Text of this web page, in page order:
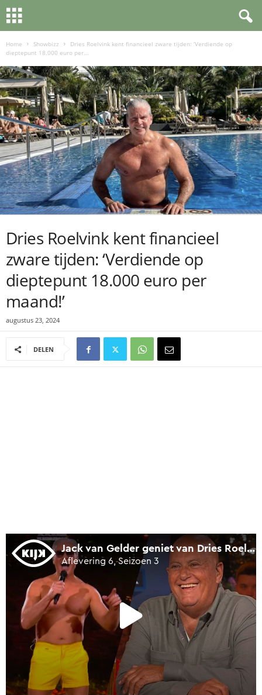
Home Showbizz
Dries Roelvink kent financieel zware tijden: ‘Verdiende op
dieptepunt 18.000 euro per...
Dries Roelvink kent financieel
zware tijden: ‘Verdiende op
dieptepunt 18.000 euro per
maand!’
augustus 23, 2024
DELEN